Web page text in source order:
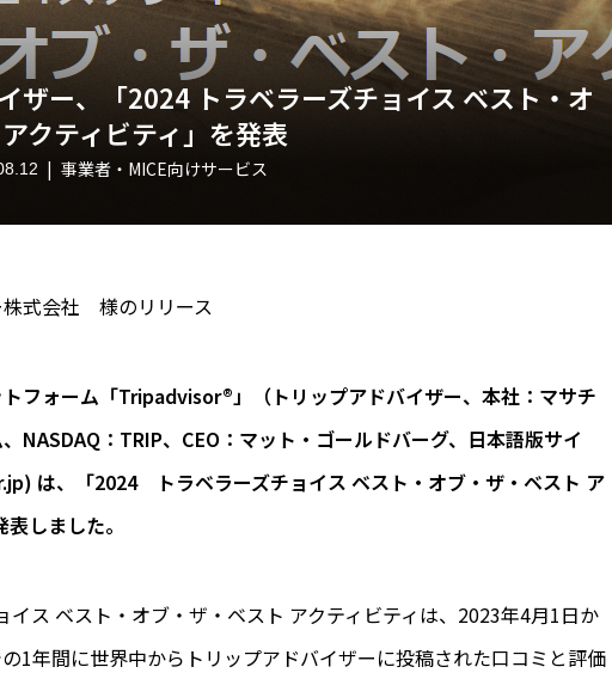
ザー、「2024 トラベラーズチョイス ベスト・オ
クティビティ」を発表
事業者・MICE向けサービス
株式会社 様のリリース
フォーム「Tripadvisor®」（トリップアドバイザー、本社：マサチ
NASDAQ：TRIP、CEO：マット・ゴールドバーグ、日本語版サイ
は、「2024 トラベラーズチョイス ベスト・オブ・ザ・ベスト ア
しました。
イス ベスト・オブ・ザ・ベスト アクティビティは、2023年4月1日か
1年間に世界中からトリップアドバイザーに投稿された口コミと評価